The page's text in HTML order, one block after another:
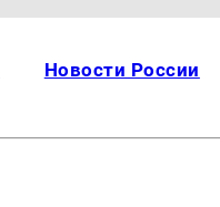
Новости России